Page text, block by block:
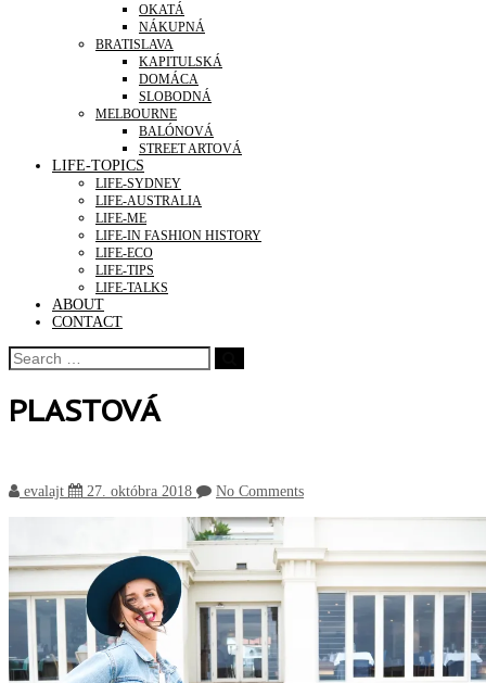
OKATÁ
NÁKUPNÁ
BRATISLAVA
KAPITULSKÁ
DOMÁCA
SLOBODNÁ
MELBOURNE
BALÓNOVÁ
STREET ARTOVÁ
LIFE-TOPICS
LIFE-SYDNEY
LIFE-AUSTRALIA
LIFE-ME
LIFE-IN FASHION HISTORY
LIFE-ECO
LIFE-TIPS
LIFE-TALKS
ABOUT
CONTACT
PLASTOVÁ
evalajt 27. októbra 2018 No Comments